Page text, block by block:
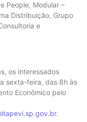
People, Modular –
Distribuição, Grupo
e
os interessados
sexta-feira, das 8h às
Econômico pelo
.